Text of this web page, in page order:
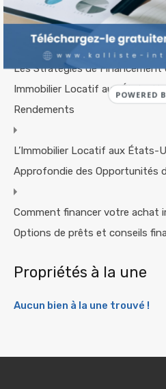
L’Immobilier au Texas : Plongée
Dynamiques
Les Stratégies de Financement
Immobilier Locatif aux États-
Rendements
L’Immobilier Locatif aux États-
Approfondie des Opportunités
Comment financer votre achat
Options de prêts et conseils
Propriétés à la une
Aucun bien à la une trouvé !